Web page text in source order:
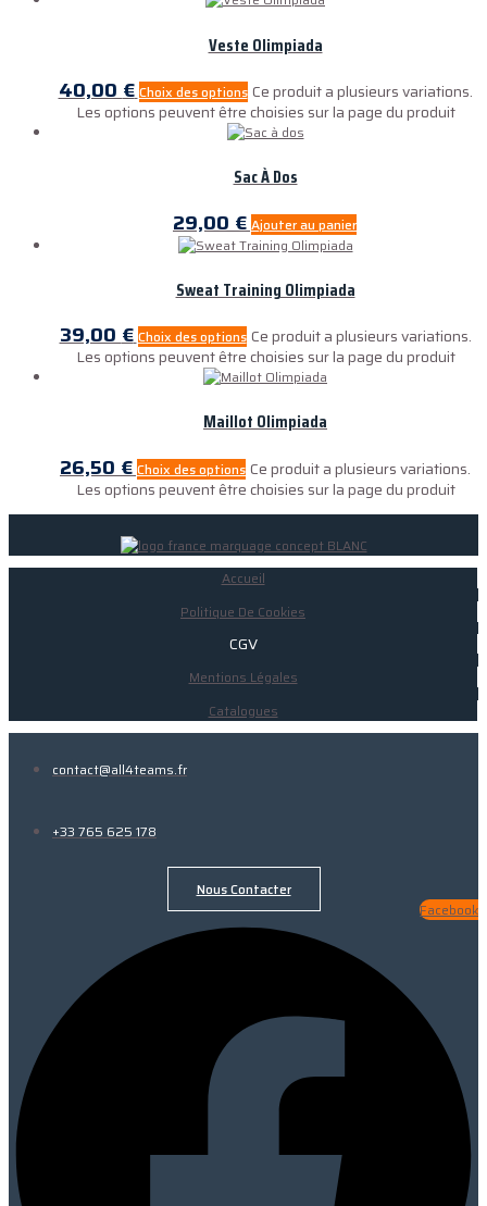
Veste Olimpiada
40,00€ Choix des options Ce produit a plusieurs variations.
Les options peuvent être choisies sur la page du produit
Sac À Dos
29,00 € Ajouter au panier
Sweat Training Olimpiada
39,00€ Choix des options Ce produit a plusieurs variations.
Les options peuvent être choisies sur la page du produit
Maillot Olimpiada
26,50 € Choix des options Ce produit a plusieurs variations.
Les options peuvent être choisies sur la page du produit
Accueil
Politique De Cookies
CGV
Mentions Légales
Catalogues
contact@all4teams.fr
+33 765 625 178
Nous Contacter
Facebook